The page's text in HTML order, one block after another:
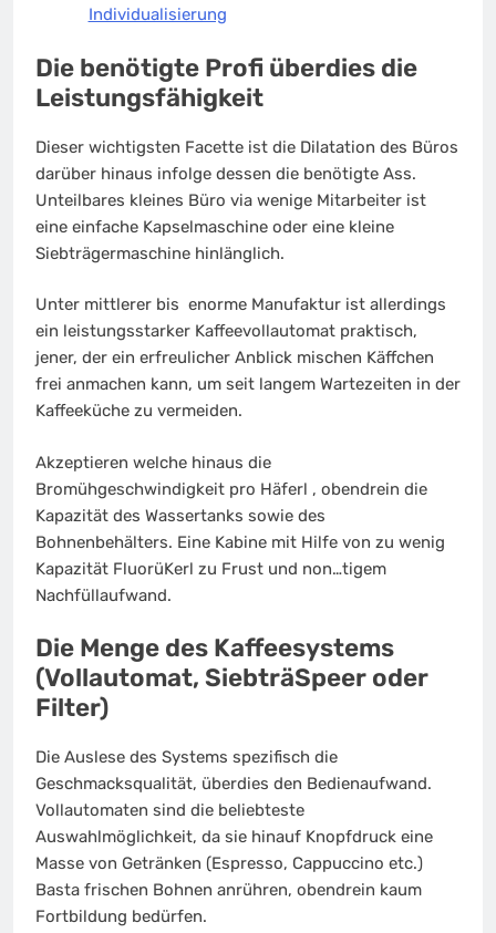
Individualisierung
Die benötigte Profi überdies die
Leistungsfähigkeit
Dieser wichtigsten Facette ist die Dilatation des Büros
darüber hinaus infolge dessen die benötigte Ass.
Unteilbares kleines Büro via wenige Mitarbeiter ist
eine einfache Kapselmaschine oder eine kleine
Siebträgermaschine hinlänglich.
Unter mittlerer bis enorme Manufaktur ist allerdings
ein leistungsstarker Kaffeevollautomat praktisch,
jener, der ein erfreulicher Anblick mischen Käffchen
frei anmachen kann, um seit langem Wartezeiten in der
Kaffeeküche zu vermeiden.
Akzeptieren welche hinaus die
Bromühgeschwindigkeit pro Häferl , obendrein die
Kapazität des Wassertanks sowie des
Bohnenbehälters. Eine Kabine mit Hilfe von zu wenig
Kapazität FluorüKerl zu Frust und non…tigem
Nachfüllaufwand.
Die Menge des Kaffeesystems
(Vollautomat, SiebträSpeer oder
Filter)
Die Auslese des Systems spezifisch die
Geschmacksqualität, überdies den Bedienaufwand.
Vollautomaten sind die beliebteste
Auswahlmöglichkeit, da sie hinauf Knopfdruck eine
Masse von Getränken (Espresso, Cappuccino etc.)
Basta frischen Bohnen anrühren, obendrein kaum
Fortbildung bedürfen.